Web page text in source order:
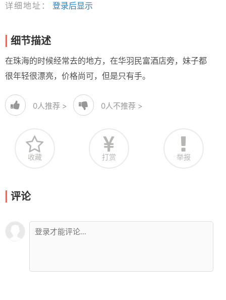
详细地址：
登录后显示
细节描述
在珠海的时候经常去的地方，在华羽民富酒店旁，妹子都
很年轻很漂亮，价格尚可，但是只有手。
0人推荐 > 0人不推荐 >
收藏 打赏 举报
评论